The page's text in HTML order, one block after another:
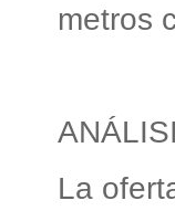
metros
La